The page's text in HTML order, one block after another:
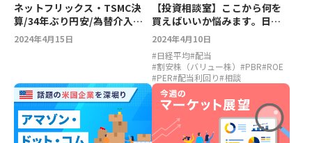
ネットフリックス・TSMC決
算/34年ぶり円安/為替介入
【今週のマーケット展望】
2024年4月15日
【投資相談室】ここから何を
買えばいいか悩みます。日経
平均4万円でどれも上がってい
るので…
2024年4月10日
#日経平均#配当
#割安株（バリュー株） #PBR#ROE
#PER#配当利回り#相談